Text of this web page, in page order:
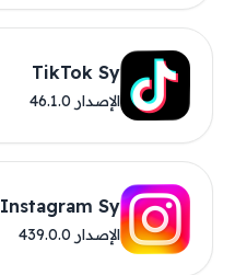
TikTok Sy
الإصدار 46.1.0
Instagram Sy
الإصدار 439.0.0